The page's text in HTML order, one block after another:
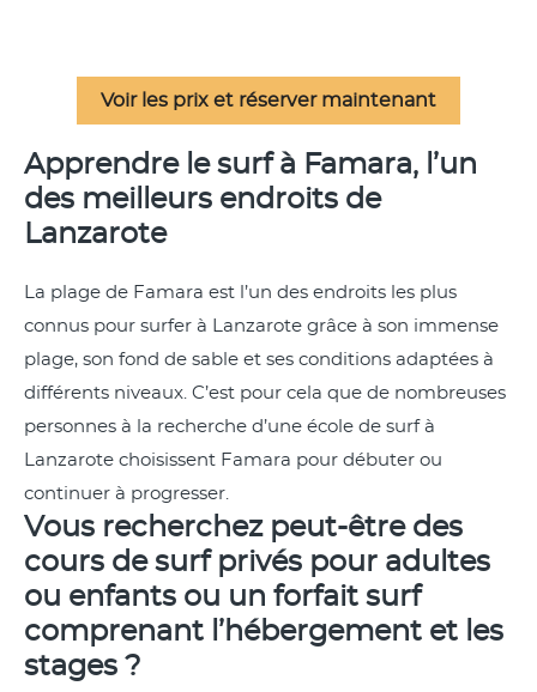
Voir les prix et réserver maintenant
Apprendre le surf à Famara, l’un
des meilleurs endroits de
Lanzarote
La plage de Famara est l’un des endroits les plus
connus pour surfer à Lanzarote grâce à son immense
plage, son fond de sable et ses conditions adaptées à
différents niveaux. C’est pour cela que de nombreuses
personnes à la recherche d’une école de surf à
Lanzarote choisissent Famara pour débuter ou
continuer à progresser.
Vous recherchez peut-être des
cours de surf privés pour adultes
ou enfants ou un forfait surf
comprenant l’hébergement et les
stages ?